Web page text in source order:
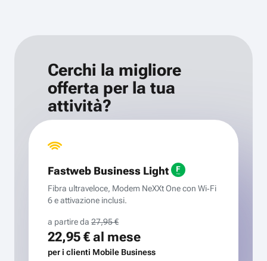
Cerchi la migliore
offerta per la tua
attività?
Fastweb Business Light
Fibra ultraveloce, Modem NeXXt One con Wi‑Fi
6 e attivazione inclusi.
a partire da 27,95 €
22,95 €al mese
per i clienti Mobile Business